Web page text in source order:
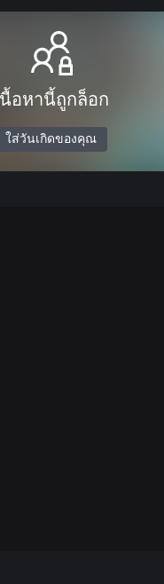
นื้อหานี้ถูกล็อก
ใส่วันเกิดของคุณ